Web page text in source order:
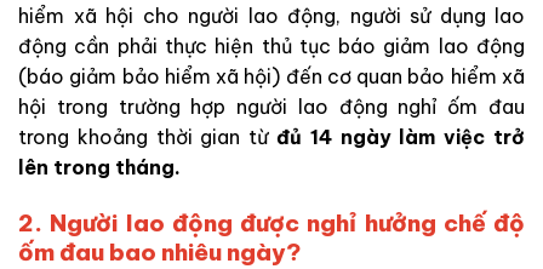
hiểm xã hội cho người lao động, người sử dụng lao
động cần phải thực hiện thủ tục báo giảm lao động
(báo giảm bảo hiểm xã hội) đến cơ quan bảo hiểm xã
hội trong trường hợp người lao động nghỉ ốm đau
trong khoảng thời gian từ đủ 14 ngày làm việc trở
lên trong tháng.
2. Người lao động được nghỉ hưởng chế độ
ốm đau bao nhiêu ngày?